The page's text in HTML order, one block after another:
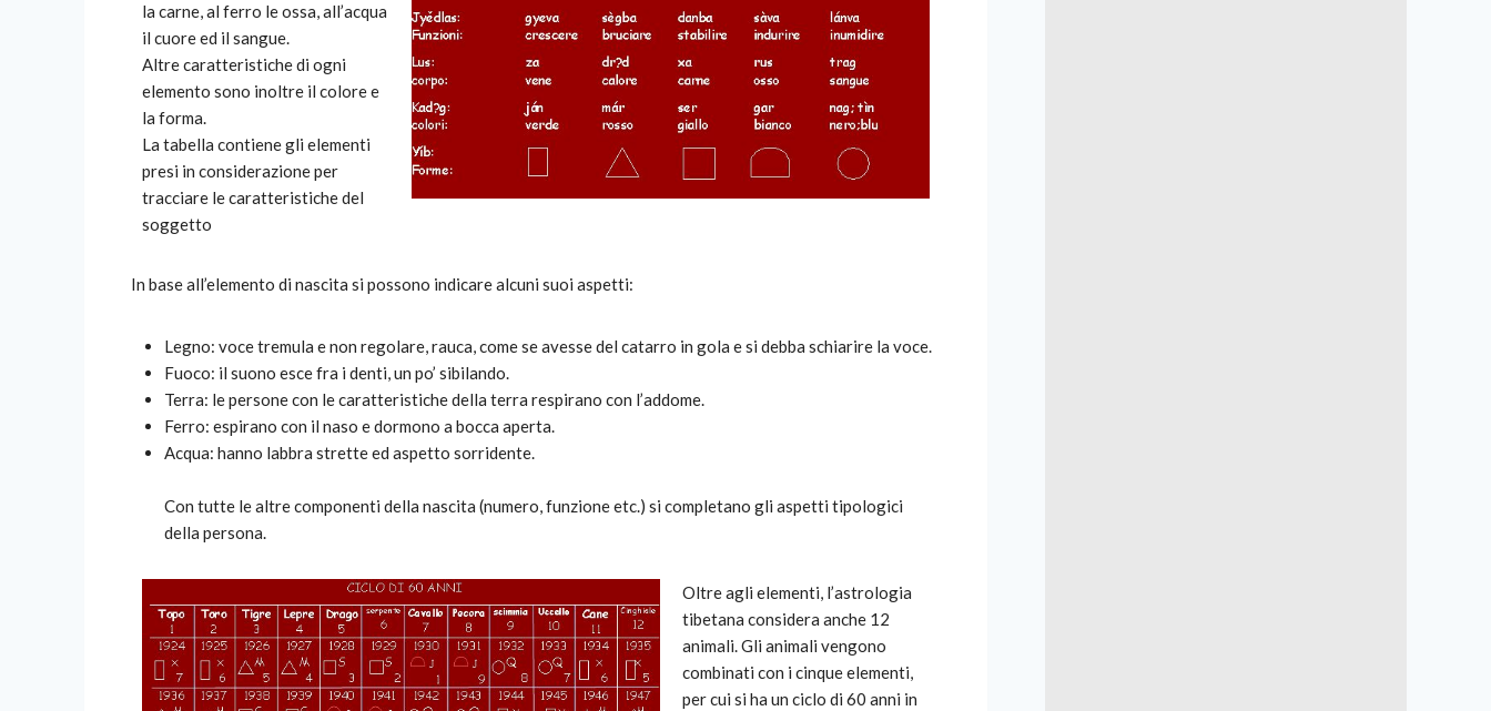
la carne, al ferro le ossa, all’acqua
il cuore ed il sangue.
Altre caratteristiche di ogni
elemento sono inoltre il colore e
la forma.
La tabella contiene gli elementi
presi in considerazione per
tracciare le caratteristiche del
soggetto
In base all’elemento di nascita si possono indicare alcuni suoi aspetti:
Legno: voce tremula e non regolare, rauca, come se avesse del catarro in gola e si debba schiarire la voce.
Fuoco: il suono esce fra i denti, un po’ sibilando.
Terra: le persone con le caratteristiche della terra respirano con l’addome.
Ferro: espirano con il naso e dormono a bocca aperta.
Acqua: hanno labbra strette ed aspetto sorridente.
Con tutte le altre componenti della nascita (numero, funzione etc.) si completano gli aspetti tipologici
della persona.
Oltre agli elementi, l’astrologia
tibetana considera anche 12
animali. Gli animali vengono
combinati con i cinque elementi,
per cui si ha un ciclo di 60 anni in